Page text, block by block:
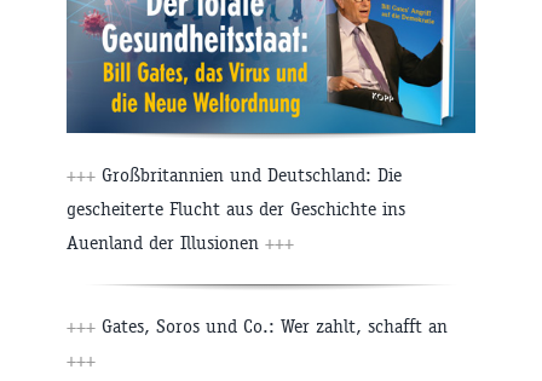
+++ Großbritannien und Deutschland: Die
gescheiterte Flucht aus der Geschichte ins
Auenland der Illusionen +++
+++ Gates, Soros und Co.: Wer zahlt, schafft an
+++